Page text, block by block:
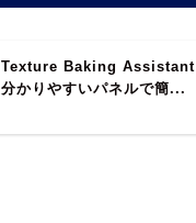
Texture Baking Assistant
分かりやすいパネルで簡...